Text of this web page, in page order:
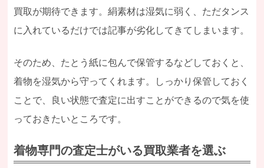
買取が期待できます。絹素材は湿気に弱く、ただタンス
に入れているだけでは記事が劣化してきてしまいます。
そのため、たとう紙に包んで保管するなどしておくと、
着物を湿気から守ってくれます。しっかり保管しておく
ことで、良い状態で査定に出すことができるので気を使
っておきたいところです。
着物専門の査定士がいる買取業者を選ぶ